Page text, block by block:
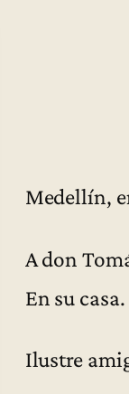
Medellín,
A don
En su casa.
Ilustre